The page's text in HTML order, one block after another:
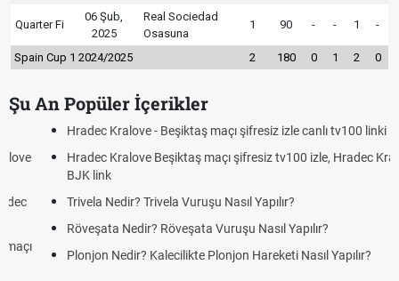
Quarter Fi
06 Şub,
2025
Real Sociedad
Osasuna
1 90 - - 1 -
Spain Cup 1 2024/2025 2 180 0 1 2 0
Şu An Popüler İçerikler
Hradec Kralove - Beşiktaş maçı şifresiz izle canlı tv100 linki
Hradec Kralove Beşiktaş maçı şifresiz tv100 izle, Hradec Kralove
BJK link
Trivela Nedir? Trivela Vuruşu Nasıl Yapılır?
Röveşata Nedir? Röveşata Vuruşu Nasıl Yapılır?
Plonjon Nedir? Kalecilikte Plonjon Hareketi Nasıl Yapılır?